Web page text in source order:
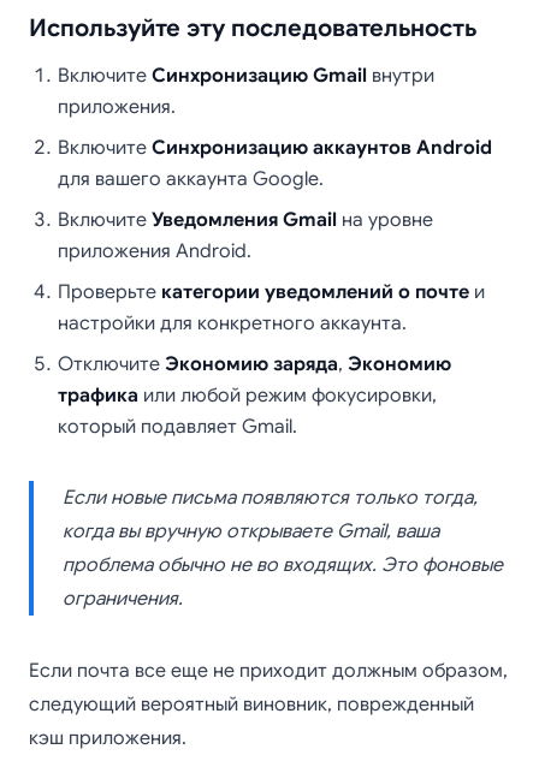
Используйте эту последовательность
Включите Синхронизацию Gmail внутри
приложения.
Включите Синхронизацию аккаунтов Android
для вашего аккаунта Google.
Включите Уведомления Gmail на уровне
приложения Android.
Проверьте категории уведомлений о почте и
настройки для конкретного аккаунта.
Отключите Экономию заряда, Экономию
трафика или любой режим фокусировки,
который подавляет Gmail.
Если новые письма появляются только тогда,
когда вы вручную открываете Gmail, ваша
проблема обычно не во входящих. Это фоновые
ограничения.
Если почта все еще не приходит должным образом,
следующий вероятный виновник, поврежденный
кэш приложения.